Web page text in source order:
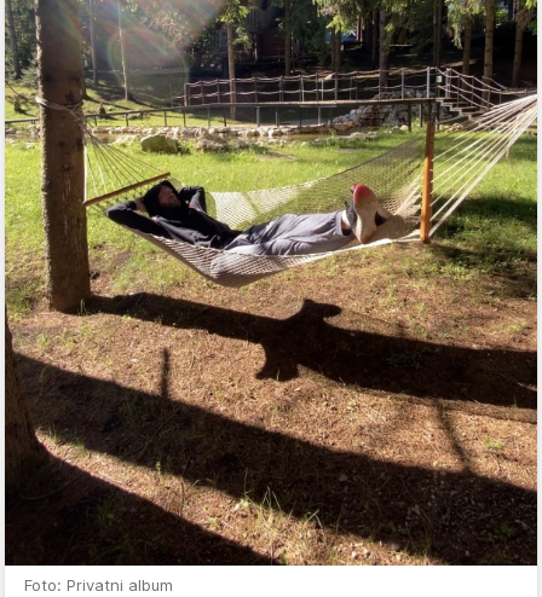
Foto: Privatni album